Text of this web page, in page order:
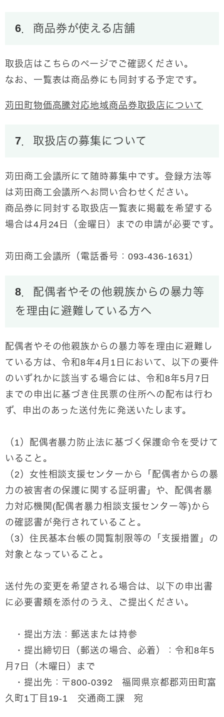
6．商品券が使える店舗
取扱店はこちらのページでご確認ください。
なお、一覧表は商品券にも同封する予定です。
苅田町物価高騰対応地域商品券取扱店について
7．取扱店の募集について
苅田商工会議所にて随時募集中です。登録方法等
は苅田商工会議所へお問い合わせください。
商品券に同封する取扱店一覧表に掲載を希望する
場合は4月24日（金曜日）までの申請が必要です。
苅田商工会議所（電話番号：093-436-1631）
8．配偶者やその他親族からの暴力等
を理由に避難している方へ
配偶者やその他親族からの暴力等を理由に避難し
ている方は、令和8年4月1日において、以下の要件
のいずれかに該当する場合には、令和8年5月7日
までの申出に基づき住民票の住所への配布は行わ
ず、申出のあった送付先に発送いたします。
（1）配偶者暴力防止法に基づく保護命令を受けて
いること。
（2）女性相談支援センターから「配偶者からの暴
力の被害者の保護に関する証明書」や、配偶者暴
力対応機関(配偶者暴力相談支援センター等)から
の確認書が発行されていること。
（3）住民基本台帳の閲覧制限等の「支援措置」の
対象となっていること。
送付先の変更を希望される場合は、以下の申出書
に必要書類を添付のうえ、ご提出ください。
・提出方法：郵送または持参
・提出締切日（郵送の場合、必着）：令和8年5
月7日（木曜日）まで
・提出先：〒800-0392 福岡県京都郡苅田町富
久町1丁目19-1 交通商工課 宛